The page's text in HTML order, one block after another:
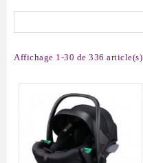
Affichage 1-30 de 336 article(s)